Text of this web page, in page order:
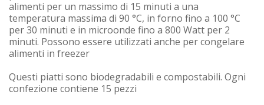
alimenti per un massimo di 15 minuti a una
temperatura massima di 90 °C, in forno fino a 100 °C
per 30 minuti e in microonde fino a 800 Watt per 2
minuti. Possono essere utilizzati anche per congelare
alimenti in freezer
Questi piatti sono biodegradabili e compostabili. Ogni
confezione contiene 15 pezzi